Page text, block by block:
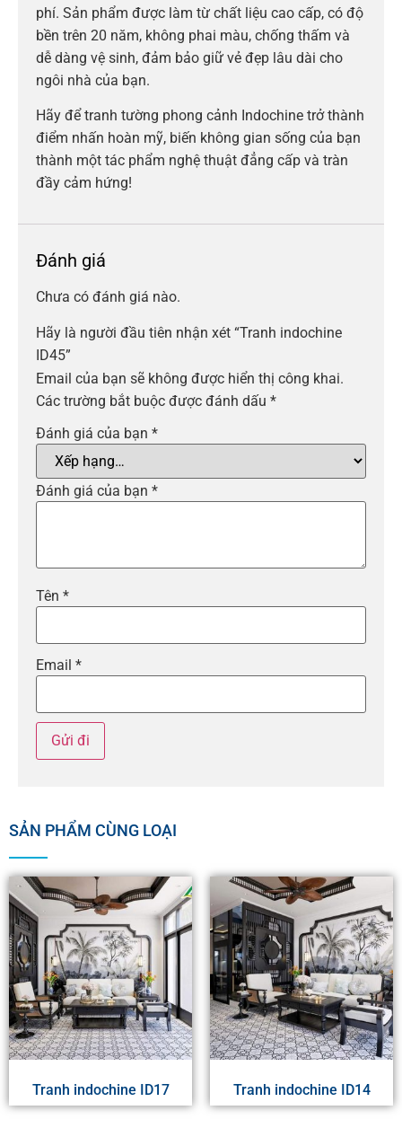
phí. Sản phẩm được làm từ chất liệu cao cấp, có độ
bền trên 20 năm, không phai màu, chống thấm và
dễ dàng vệ sinh, đảm bảo giữ vẻ đẹp lâu dài cho
ngôi nhà của bạn.
Hãy để tranh tường phong cảnh Indochine trở thành
điểm nhấn hoàn mỹ, biến không gian sống của bạn
thành một tác phẩm nghệ thuật đẳng cấp và tràn
đầy cảm hứng!
Đánh giá
Chưa có đánh giá nào.
Hãy là người đầu tiên nhận xét “Tranh indochine
ID45”
Email của bạn sẽ không được hiển thị công khai.
Các trường bắt buộc được đánh dấu *
Đánh giá của bạn *
Đánh giá của bạn *
Tên *
Email *
SẢN PHẨM CÙNG LOẠI
Tranh indochine ID17 Tranh indochine ID14